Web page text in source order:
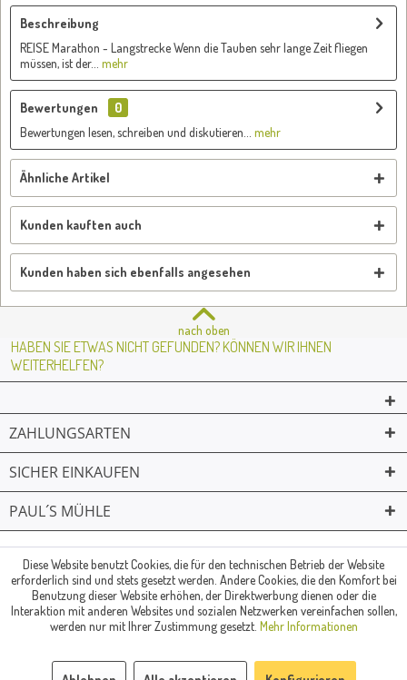
Beschreibung
REISE Marathon - Langstrecke Wenn die Tauben sehr lange Zeit fliegen
müssen, ist der...
mehr
Bewertungen
0
Bewertungen lesen, schreiben und diskutieren...
mehr
Ähnliche Artikel
Kunden kauften auch
Kunden haben sich ebenfalls angesehen
nach oben
HABEN SIE ETWAS NICHT GEFUNDEN? KÖNNEN WIR IHNEN
WEITERHELFEN?
ZAHLUNGSARTEN
SICHER EINKAUFEN
PAUL´S MÜHLE
© Paul's Mühle | Inhaber: Christof Paul e.K. | Westring 2 | 45659
Recklinghausen
Fax: 02361 -28831 | E-Mail: info@pauls-muehle.de
Diese Website benutzt Cookies, die für den technischen Betrieb der Website
erforderlich sind und stets gesetzt werden. Andere Cookies, die den Komfort bei
Benutzung dieser Website erhöhen, der Direktwerbung dienen oder die
Interaktion mit anderen Websites und sozialen Netzwerken vereinfachen sollen,
werden nur mit Ihrer Zustimmung gesetzt. Mehr Informationen